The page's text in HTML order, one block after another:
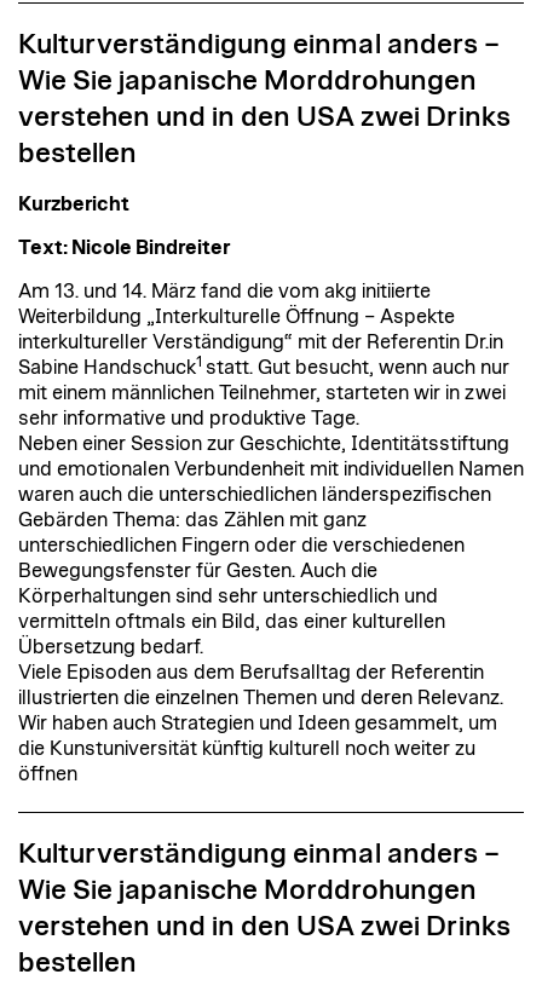
Kulturverständigung einmal anders –
Wie Sie japanische Morddrohungen
verstehen und in den USA zwei Drinks
bestellen
Kurzbericht
Text: Nicole Bindreiter
Am 13. und 14. März fand die vom akg initiierte
Weiterbildung „Interkulturelle Öffnung – Aspekte
interkultureller Verständigung“ mit der Referentin Dr.in
Sabine Handschuck1 statt. Gut besucht, wenn auch nur
mit einem männlichen Teilnehmer, starteten wir in zwei
sehr informative und produktive Tage.
Neben einer Session zur Geschichte, Identitätsstiftung
und emotionalen Verbundenheit mit individuellen Namen
waren auch die unterschiedlichen länderspezifischen
Gebärden Thema: das Zählen mit ganz
unterschiedlichen Fingern oder die verschiedenen
Bewegungsfenster für Gesten. Auch die
Körperhaltungen sind sehr unterschiedlich und
vermitteln oftmals ein Bild, das einer kulturellen
Übersetzung bedarf.
Viele Episoden aus dem Berufsalltag der Referentin
illustrierten die einzelnen Themen und deren Relevanz.
Wir haben auch Strategien und Ideen gesammelt, um
die Kunstuniversität künftig kulturell noch weiter zu
öffnen
Kulturverständigung einmal anders –
Wie Sie japanische Morddrohungen
verstehen und in den USA zwei Drinks
bestellen